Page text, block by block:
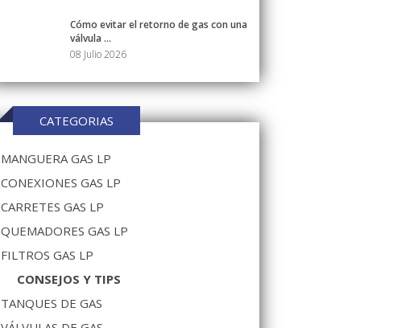
Cómo evitar el retorno de gas con una
válvula ...
08 Julio 2026
CATEGORIAS
MANGUERA GAS LP
CONEXIONES GAS LP
CARRETES GAS LP
QUEMADORES GAS LP
FILTROS GAS LP
CONSEJOS Y TIPS
TANQUES DE GAS